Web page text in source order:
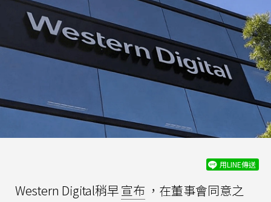
用LINE傳送
Western Digital稍早宣布 ，在董事會同意之